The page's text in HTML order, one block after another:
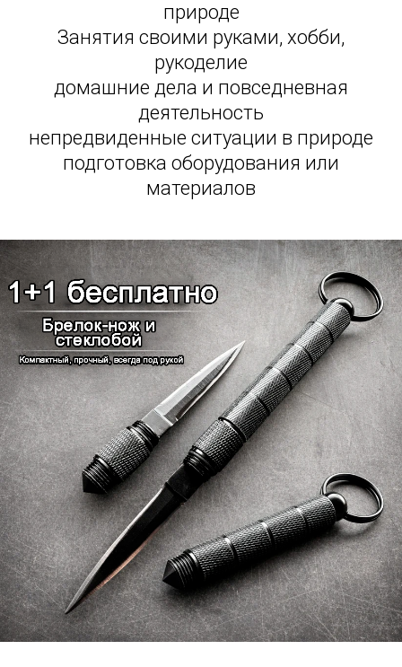
природе
Занятия своими руками, хобби,
рукоделие
домашние дела и повседневная
деятельность
непредвиденные ситуации в природе
подготовка оборудования или
материалов